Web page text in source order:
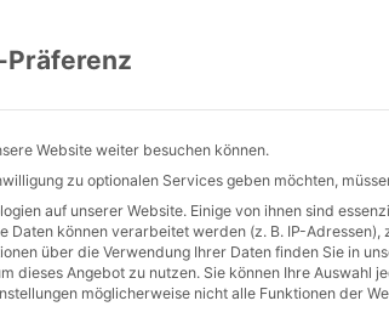
Website weiter besuchen können.
zu optionalen Services geben möchten,
auf unserer Website. Einige von ihnen sind
Daten können verarbeitet werden (z. B. IP-
über die Verwendung Ihrer Daten finden Sie in
dieses Angebot zu nutzen. Sie können Ihre Auswahl
möglicherweise nicht alle Funktionen der